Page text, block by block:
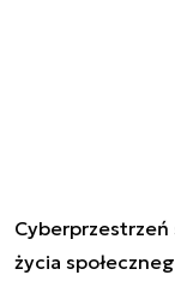
Cyberprzestrzeń
życia